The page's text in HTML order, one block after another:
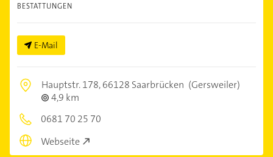
BESTATTUNGEN
E-Mail
Hauptstr. 178,66128 Saarbrücken (Gersweiler)
4,9 km
0681 70 25 70
Webseite